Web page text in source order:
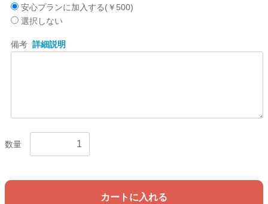
安心プランに加入する(￥500)
選択しない
備考 詳細説明
数量
カートに入れる